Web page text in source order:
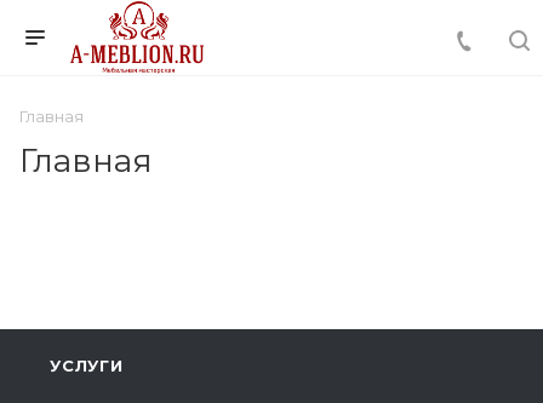
Главная
Главная
УСЛУГИ